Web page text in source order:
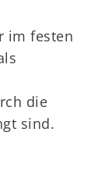
im festen
die
sind.